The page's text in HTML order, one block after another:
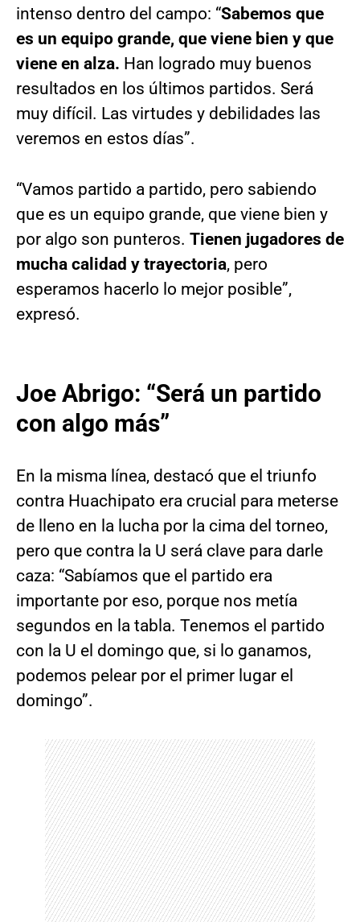
intenso dentro del campo: “Sabemos que
es un equipo grande, que viene bien y que
viene en alza. Han logrado muy buenos
resultados en los últimos partidos. Será
muy difícil. Las virtudes y debilidades las
veremos en estos días”.
“Vamos partido a partido, pero sabiendo
que es un equipo grande, que viene bien y
por algo son punteros. Tienen jugadores de
mucha calidad y trayectoria, pero
esperamos hacerlo lo mejor posible”,
expresó.
Joe Abrigo: “Será un partido
con algo más”
En la misma línea, destacó que el triunfo
contra Huachipato era crucial para meterse
de lleno en la lucha por la cima del torneo,
pero que contra la U será clave para darle
caza: “Sabíamos que el partido era
importante por eso, porque nos metía
segundos en la tabla. Tenemos el partido
con la U el domingo que, si lo ganamos,
podemos pelear por el primer lugar el
domingo”.